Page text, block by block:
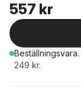
557 kr
Beställningsvara.
249 kr.